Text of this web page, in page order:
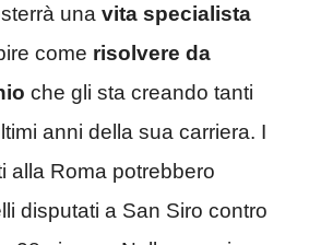
una vita specialista
come risolvere da
che gli sta creando tanti
anni della sua carriera. I
alla Roma potrebbero
disputati a San Siro contro